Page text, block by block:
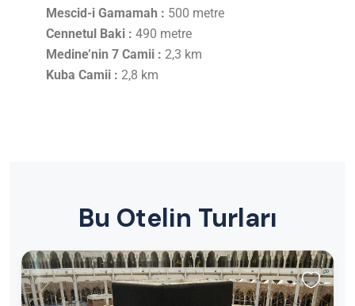
Mescid-i Gamamah : 500 metre
Cennetul Baki : 490 metre
Medine’nin 7 Camii : 2,3 km
Kuba Camii : 2,8 km
Bu Otelin Turları